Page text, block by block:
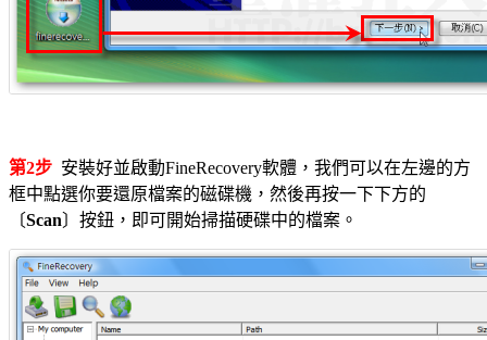
第2步 安裝好並啟動FineRecovery軟體，我們可以在左邊的方
框中點選你要還原檔案的磁碟機，然後再按一下下方的
〔Scan〕按鈕，即可開始掃描硬碟中的檔案。